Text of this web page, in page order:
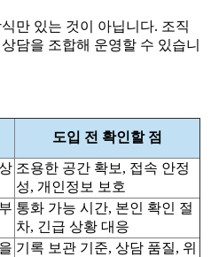
만 있는 것이 아닙니다. 조직
담을 조합해 운영할 수 있습니
도입 전 확인할 점
조용한 공간 확보, 접속 안정
성, 개인정보 보호
통화 가능 시간, 본인 확인 절
차, 긴급 상황 대응
기록 보관 기준, 상담 품질, 위